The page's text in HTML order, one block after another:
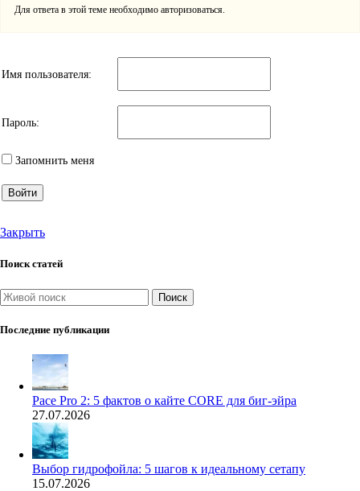
Для ответа в этой теме необходимо авторизоваться.
Имя пользователя:
Пароль:
Запомнить меня
Войти
Закрыть
Поиск статей
Поиск
Последние публикации
Pace Pro 2: 5 фактов о кайте CORE для биг-эйра
27.07.2026
Выбор гидрофойла: 5 шагов к идеальному сетапу
15.07.2026